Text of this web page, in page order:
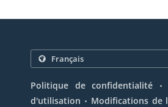
Politique de confidentialité .
d'utilisation . Modifications de